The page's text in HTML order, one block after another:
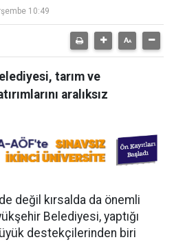
10:49
tarım ve
aralıksız
değil kırsalda da önemli
Belediyesi, yaptığı
destekçilerinden biri